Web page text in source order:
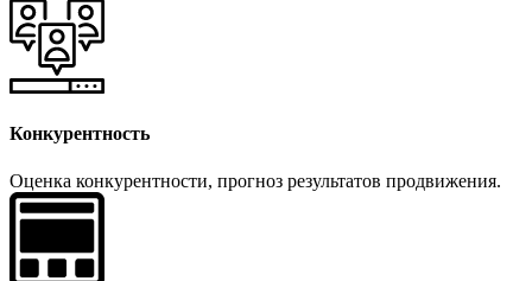
Конкурентность
Оценка конкурентности, прогноз результатов продвижения.